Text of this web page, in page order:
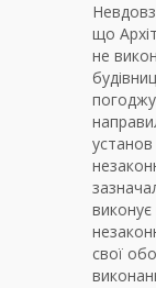
що
не
виконує
свої